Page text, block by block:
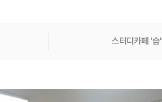
스터디카페 '습'